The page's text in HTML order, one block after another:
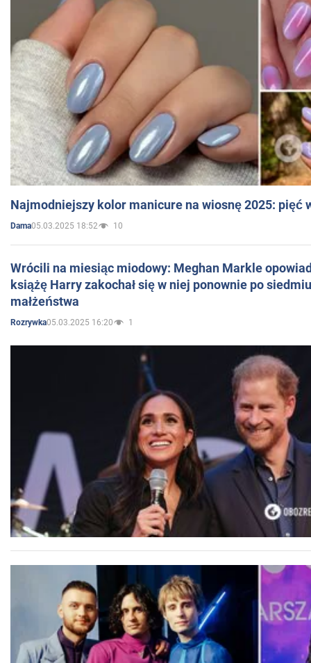
Najmodniejszy kolor manicure na wiosnę 2025: pięć
Dama05.03.2025 18:52 10
Wrócili na miesiąc miodowy: Meghan Markle
książę Harry zakochał się w niej ponownie po
małżeństwa
Rozrywka05.03.2025 16:20 1